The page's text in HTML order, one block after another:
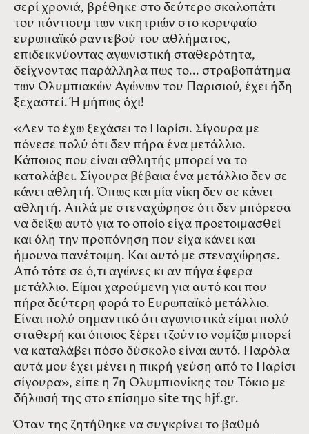
σερί χρονιά, βρέθηκε στο δεύτερο σκαλοπάτι
του πόντιουμ των νικητριών στο κορυφαίο
ευρωπαϊκό ραντεβού του αθλήματος,
επιδεικνύοντας αγωνιστική σταθερότητα,
δείχνοντας παράλληλα πως το... στραβοπάτημα
των Ολυμπιακών Αγώνων του Παρισιού, έχει ήδη
ξεχαστεί. Ή μήπως όχι!
«Δεν το έχω ξεχάσει το Παρίσι. Σίγουρα με
πόνεσε πολύ ότι δεν πήρα ένα μετάλλιο.
Κάποιος που είναι αθλητής μπορεί να το
καταλάβει. Σίγουρα βέβαια ένα μετάλλιο δεν σε
κάνει αθλητή. Όπως και μία νίκη δεν σε κάνει
αθλητή. Απλά με στεναχώρησε ότι δεν μπόρεσα
να δείξω αυτό για το οποίο είχα προετοιμασθεί
και όλη την προπόνηση που είχα κάνει και
ήμουνα πανέτοιμη. Και αυτό με στεναχώρησε.
Από τότε σε ό,τι αγώνες κι αν πήγα έφερα
μετάλλιο. Είμαι χαρούμενη για αυτό και που
πήρα δεύτερη φορά το Ευρωπαϊκό μετάλλιο.
Είναι πολύ σημαντικό ότι αγωνιστικά είμαι πολύ
σταθερή και όποιος ξέρει τζούντο νομίζω μπορεί
να καταλάβει πόσο δύσκολο είναι αυτό. Παρόλα
αυτά μου έχει μένει η πικρή γεύση από το Παρίσι
σίγουρα», είπε η 7η Ολυμπιονίκης του Τόκιο με
δήλωσή της στο επίσημο site της hjf.gr.
Όταν της ζητήθηκε να συγκρίνει το βαθμό